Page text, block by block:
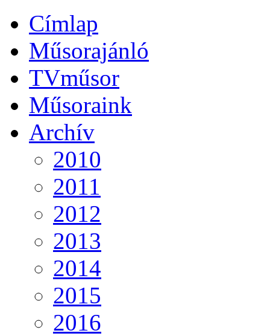
Címlap
Műsorajánló
TVműsor
Műsoraink
Archív
2010
2011
2012
2013
2014
2015
2016